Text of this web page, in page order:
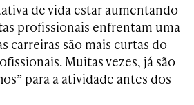
de vida estar aumentando
profissionais enfrentam uma
carreiras são mais curtas do
Muitas vezes, já são
para a atividade antes dos